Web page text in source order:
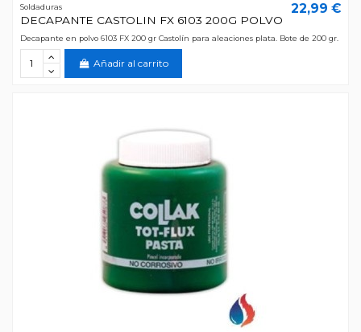
Soldaduras
DECAPANTE CASTOLIN FX 6103 200G POLVO
22,99 €
Decapante en polvo 6103 FX 200 gr Castolín para aleaciones plata. Bote de 200 gr.
Añadir al carrito